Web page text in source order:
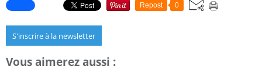
Repost 0
S'inscrire à la newsletter
Vous aimerez aussi :